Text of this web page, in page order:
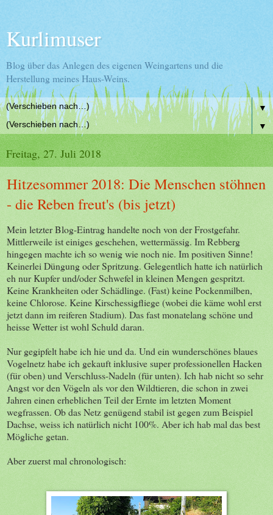
Kurlimuser
Blog über das Anlegen des eigenen Weingartens und die
Herstellung meines Haus-Weins.
▼
▼
Freitag, 27. Juli 2018
Hitzesommer 2018: Die Menschen stöhnen
- die Reben freut's (bis jetzt)
Mein letzter Blog-Eintrag handelte noch von der Frostgefahr.
Mittlerweile ist einiges geschehen, wettermässig. Im Rebberg
hingegen machte ich so wenig wie noch nie. Im positiven Sinne!
Keinerlei Düngung oder Spritzung. Gelegentlich hatte ich natürlich
eh nur Kupfer und/oder Schwefel in kleinen Mengen gespritzt.
Keine Krankheiten oder Schädlinge. (Fast) keine Pockenmilben,
keine Chlorose. Keine Kirschessigfliege (wobei die käme wohl erst
jetzt dann im reiferen Stadium). Das fast monatelang schöne und
heisse Wetter ist wohl Schuld daran.
Nur gegipfelt habe ich hie und da. Und ein wunderschönes blaues
Vogelnetz habe ich gekauft inklusive super professionellen Hacken
(für oben) und Verschluss-Nadeln (für unten). Ich hab nicht so sehr
Angst vor den Vögeln als vor den Wildtieren, die schon in zwei
Jahren einen erheblichen Teil der Ernte im letzten Moment
wegfrassen. Ob das Netz genügend stabil ist gegen zum Beispiel
Dachse, weiss ich natürlich nicht 100%. Aber ich hab mal das best
Mögliche getan.
Aber zuerst mal chronologisch: